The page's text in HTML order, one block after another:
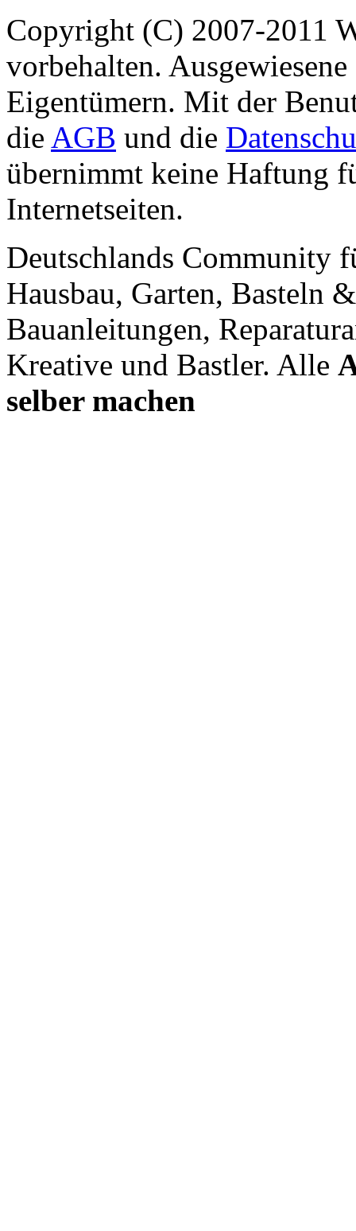
Copyright (C) 2007-2011
vorbehalten.
Eigentümern. Mit der
die AGB und die
übernimmt keine Haftung
Internetseiten.
Deutschlands Community
Hausbau, Garten, Basteln
Bauanleitungen,
Kreative und Bastler. Alle
selber machen